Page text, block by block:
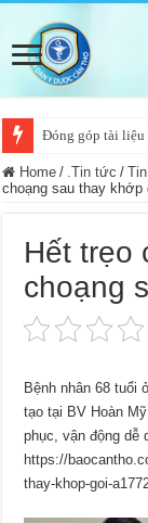
Đóng góp tài liệu
Home / .Tin tức /
choạng sau thay khớp
Hết trẹo
choạng
Bệnh nhân 68 tuổi
tạo tại BV Hoàn
phục, vận động dễ
https://
thay-khop-goi-